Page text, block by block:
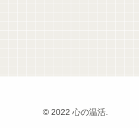
© 2022 心の温活.